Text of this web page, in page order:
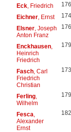
Eck, Friedrich
Eichner, Ernst
Elsner, Joseph
Anton Franz
Enckhausen,
Heinrich
Friedrich
Fasch, Carl
Friedrich
Christian
Ferling,
Wilhelm
Fesca
Alexander
Ernst